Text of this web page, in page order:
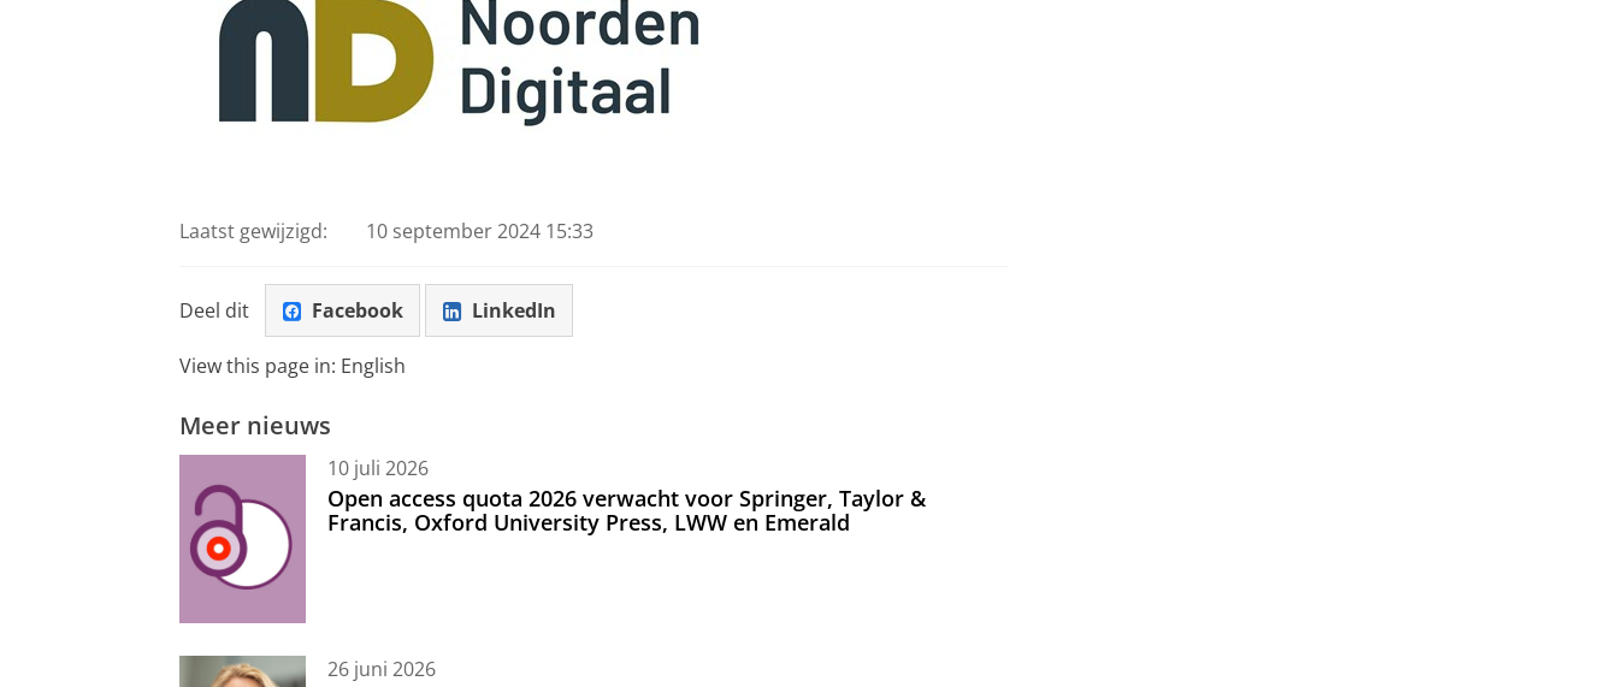
Laatst gewijzigd: 10 september 2024 15:33
Deel dit Facebook LinkedIn
View this page in: English
Meer nieuws
10 juli 2026
Open access quota 2026 verwacht voor Springer, Taylor &
Francis, Oxford University Press, LWW en Emerald
26 juni 2026